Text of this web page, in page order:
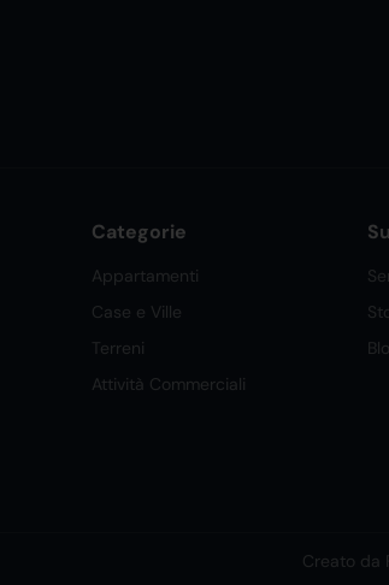
Categorie
Appartamenti
Case e Ville
Terreni
Attività Commerciali
Creato da